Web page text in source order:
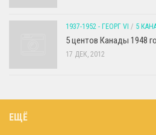
1937-1952 - ГЕОРГ VI / 5
5 центов Канады 1948
17 ДЕК, 2012
ЕЩЁ